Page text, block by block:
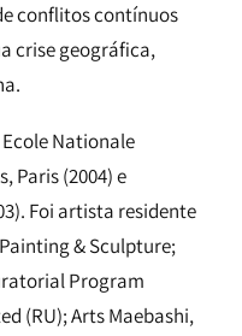
conflitos contínuos
crise geográfica,
Nationale
Paris (2004) e
Foi artista residente
& Sculpture;
Program
(RU); Arts Maebashi,